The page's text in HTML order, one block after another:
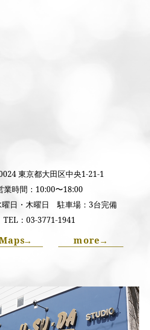
東京都大田区中央1-21-1
業時間：10:00〜18:00
曜日・木曜日 駐車場：3台完備
TEL： 03-3771-1941
→ more→